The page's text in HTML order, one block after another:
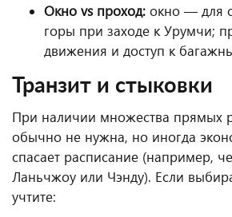
Окно vs проход: окно — для
горы при заходе к Урумчи;
движения и доступ к
Транзит и стыковки
При наличии множества прямых
обычно не нужна, но иногда
спасает расписание (например,
Ланьчжоу или Чэнду). Если
учтите: